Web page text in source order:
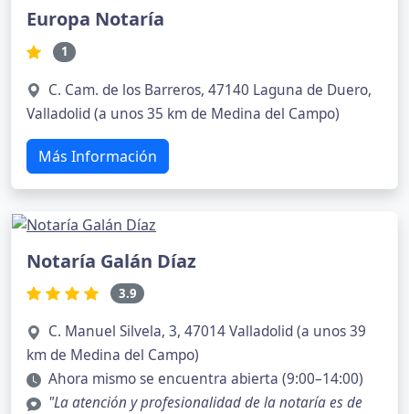
Europa Notaría
1
C. Cam. de los Barreros, 47140 Laguna de Duero,
Valladolid (a unos 35 km de Medina del Campo)
Más Información
Notaría Galán Díaz
3.9
C. Manuel Silvela, 3, 47014 Valladolid (a unos 39
km de Medina del Campo)
Ahora mismo se encuentra abierta (9:00–14:00)
"La atención y profesionalidad de la notaría es de